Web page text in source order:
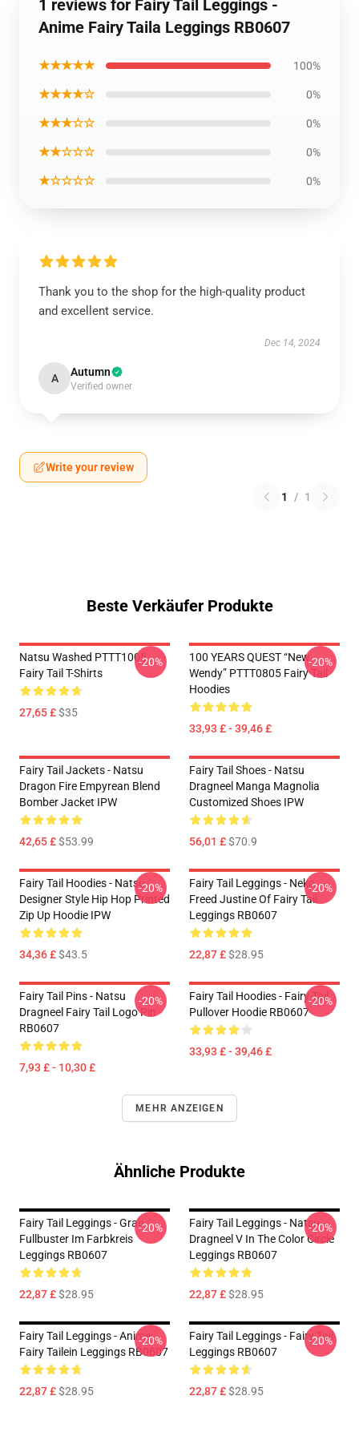
1 reviews for Fairy Tail Leggings -
Anime Fairy Taila Leggings RB0607
★★★★★ 100%
★★★★☆ 0%
★★★☆☆ 0%
★★☆☆☆ 0%
★☆☆☆☆ 0%
Thank you to the shop for the high-quality product
and excellent service.
Dec 14, 2024
A Autumn
Verified owner
Write your review
1 / 1
Beste Verkäufer Produkte
Natsu Washed PTTT1005
Fairy Tail T-Shirts
27,65 £$35
-20%
100 YEARS QUEST “New
Wendy” PTTT0805 Fairy Tail
Hoodies
33,93 £ - 39,46 £
-20%
Fairy Tail Jackets - Natsu
Dragon Fire Empyrean Blend
Bomber Jacket IPW
42,65 £$53.99
Fairy Tail Shoes - Natsu
Dragneel Manga Magnolia
Customized Shoes IPW
56,01 £$70.9
Fairy Tail Hoodies - Natsu
Designer Style Hip Hop Printed
Zip Up Hoodie IPW
34,36 £$43.5
-20%
Fairy Tail Leggings - Neko
Freed Justine Of Fairy Tail
Leggings RB0607
22,87 £$28.95
-20%
Fairy Tail Pins - Natsu
Dragneel Fairy Tail Logo Pin
RB0607
7,93 £ - 10,30 £
-20%
Fairy Tail Hoodies - Fairy Tail
Pullover Hoodie RB0607
33,93 £ - 39,46 £
-20%
MEHR ANZEIGEN
Ähnliche Produkte
Fairy Tail Leggings - Grau
Fullbuster Im Farbkreis
Leggings RB0607
22,87 £$28.95
-20%
Fairy Tail Leggings - Natsu
Dragneel V In The Color Circle
Leggings RB0607
22,87 £$28.95
-20%
Fairy Tail Leggings - Anime
Fairy Tailein Leggings RB0607
22,87 £$28.95
-20%
Fairy Tail Leggings - Fairy Tail
Leggings RB0607
22,87 £$28.95
-20%